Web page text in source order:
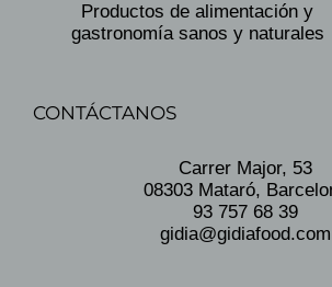
Productos de alimentación y
gastronomía sanos y naturales
CONTÁCTANOS
Carrer Major, 53
08303 Mataró,
93 757 68 39
gidia@gidiafood.com